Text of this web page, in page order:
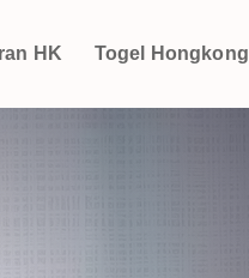
HK Togel Hongkong